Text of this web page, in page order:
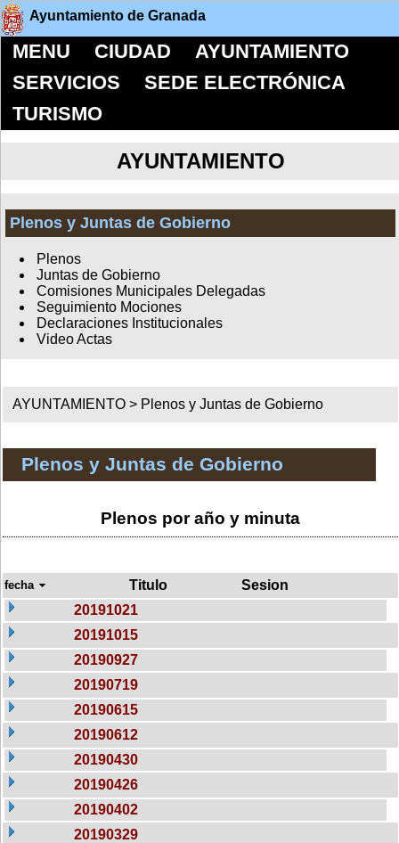
Ayuntamiento de Granada
MENU CIUDAD
AYUNTAMIENTO
SERVICIOS
SEDE ELECTRÓNICA
TURISMO
AYUNTAMIENTO
Plenos y Juntas de Gobierno
Plenos
Juntas de Gobierno
Comisiones Municipales Delegadas
Seguimiento Mociones
Declaraciones Institucionales
Video Actas
AYUNTAMIENTO > Plenos y Juntas de Gobierno
Plenos y Juntas de Gobierno
Plenos por año y minuta
fecha Titulo
Sesion
20191021
20191015
20190927
20190719
20190615
20190612
20190430
20190426
20190402
20190329